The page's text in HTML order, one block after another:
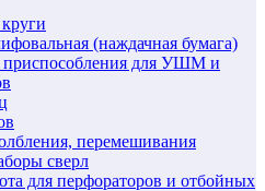
(наждачная бумага)
приспособления для УШМ и
перемешивания
сверл
для перфораторов и отбойных